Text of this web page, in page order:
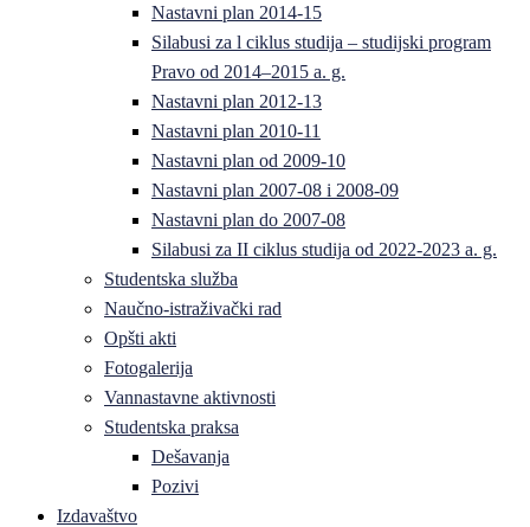
Nastavni plan 2014-15
Silabusi za l ciklus studija – studijski program
Pravo od 2014–2015 a. g.
Nastavni plan 2012-13
Nastavni plan 2010-11
Nastavni plan od 2009-10
Nastavni plan 2007-08 i 2008-09
Nastavni plan do 2007-08
Silabusi za II ciklus studija od 2022-2023 a. g.
Studentska služba
Naučno-istraživački rad
Opšti akti
Fotogalerija
Vannastavne aktivnosti
Studentska praksa
Dešavanja
Pozivi
Izdavaštvo